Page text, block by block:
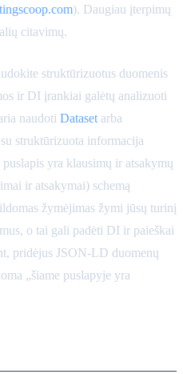
). Daugiau įterpimų
citavimų.
struktūrizuotus duomenis
ir DI įrankiai galėtų analizuoti
naudoti Dataset arba
struktūrizuota informacija
puslapis yra klausimų ir atsakymų
ir atsakymai) schemą
žymėjimas žymi jūsų turinį
o tai gali padėti DI ir paieškai
pridėjus JSON-LD duomenų
„šiame puslapyje yra